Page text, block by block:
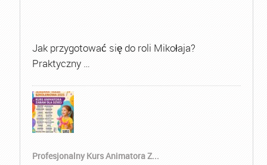
Jak przygotować się do roli Mikołaja?
Praktyczny …
Profesjonalny Kurs Animatora Z...